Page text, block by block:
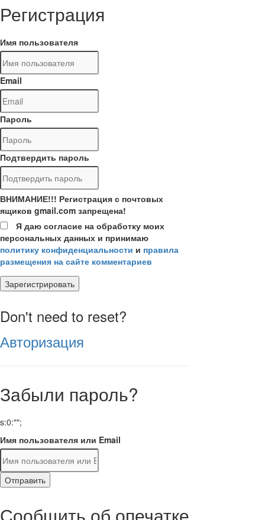
Регистрация
Имя пользователя
Email
Пароль
Подтвердить пароль
ВНИМАНИЕ!!! Регистрация с почтовых
ящиков gmail.com запрещена!
Я даю согласие на обработку моих
персональных данных и принимаю
политику конфиденциальности и правила
размещения на сайте комментариев
Зарегистрировать
Don't need to reset?
Авторизация
Забыли пароль?
s:0:"";
Имя пользователя или Email
Отправить
Сообщить об опечатке